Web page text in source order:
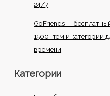
24/7
GoFriends —
1500+ тем и категории
времени
Категории